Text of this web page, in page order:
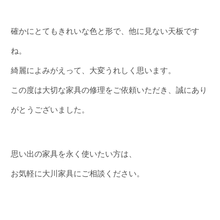
確かにとてもきれいな色と形で、他に見ない天板です
ね。
綺麗によみがえって、大変うれしく思います。
この度は大切な家具の修理をご依頼いただき、誠にあり
がとうございました。
思い出の家具を永く使いたい方は、
お気軽に大川家具にご相談ください。